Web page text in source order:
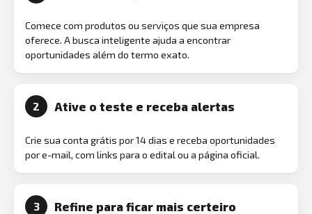
Comece com produtos ou serviços que sua empresa
oferece. A busca inteligente ajuda a encontrar
oportunidades além do termo exato.
2 Ative o teste e receba alertas
Crie sua conta grátis por 14 dias e receba oportunidades
por e-mail, com links para o edital ou a página oficial.
3 Refine para ficar mais certeiro